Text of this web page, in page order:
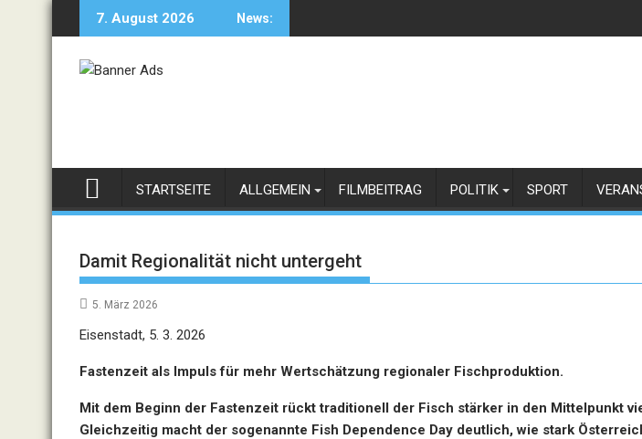
7. August 2026 News:
STARTSEITE ALLGEMEIN FILMBEITRAG POLITIK SPORT
Damit Regionalität nicht untergeht
5. März 2026
Eisenstadt, 5. 3. 2026
Fastenzeit als Impuls für mehr Wertschätzung regionaler Fischproduktion.
Mit dem Beginn der Fastenzeit rückt traditionell der Fisch stärker in den Mittelpunkt
Gleichzeitig macht der sogenannte Fish Dependence Day deutlich, wie stark